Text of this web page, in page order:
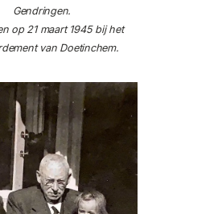
Gendringen.
op 21 maart 1945 bij het
van Doetinchem.